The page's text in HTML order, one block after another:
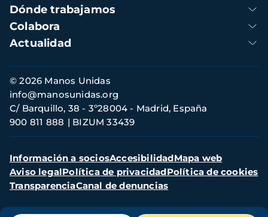
Dónde trabajamos
Colabora
Actualidad
Información
de
contacto
© 2026 Manos Unidas
C/ Barquillo, 38 - 3º28004 - Madrid, España
900 811 888
BIZUM 33439
info@manosunidas.org
Menú
secundario
Información a sociosAccesibilidadMapa web
Aviso legalPolítica de privacidadPolítica de cookies
TransparenciaCanal de denuncias